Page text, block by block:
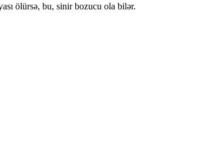
ölürsə, bu, sinir bozucu ola bilər.